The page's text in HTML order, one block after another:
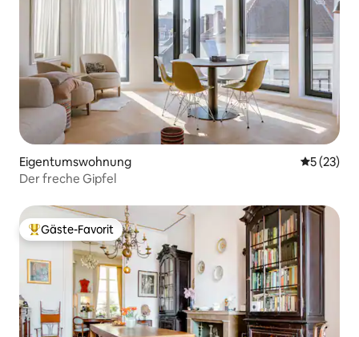
Eigentumswohnung
5 (23)
Der freche Gipfel
Beliebter Gäste-Favorit.
Gäste-Favorit